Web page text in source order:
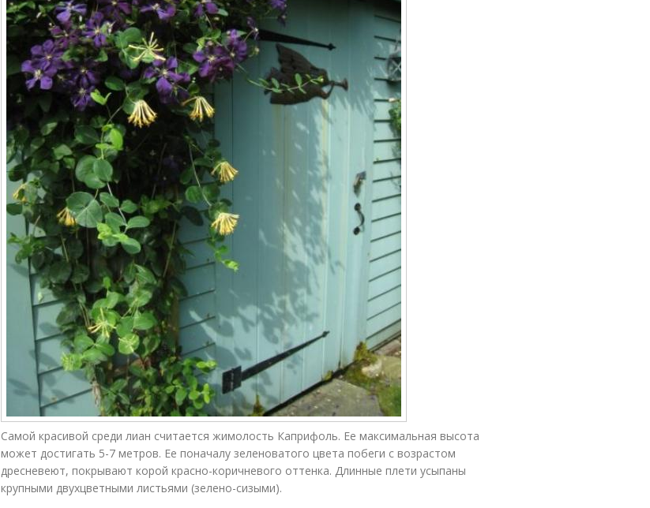
Самой красивой среди лиан считается жимолость Каприфоль. Ее максимальная высота
может достигать 5-7 метров. Ее поначалу зеленоватого цвета побеги с возрастом
дресневеют, покрывают корой красно-коричневого оттенка. Длинные плети усыпаны
крупными двухцветными листьями (зелено-сизыми).